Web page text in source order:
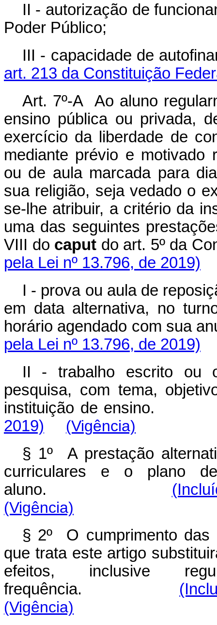
II - autorização de
Poder Público;
III - capacidade de
art. 213 da Constituição
Art. 7º-A Ao aluno
ensino pública ou privada,
exercício da liberdade de
mediante prévio e motivado
ou de aula marcada para
sua religião, seja vedado o
se-lhe atribuir, a critério da
uma das seguintes
VIII do caput do art. 5º
pela Lei nº 13.796, de 2019)
I - prova ou aula de
em data alternativa, no
horário agendado com
pela Lei nº 13.796, de 2019)
II - trabalho escrito ou
pesquisa, com tema,
instituição de
2019)
(Vigência)
§ 1º A prestação
curriculares e o plano
aluno.
(Vigência)
§ 2º O cumprimento das
que trata este artigo
efeitos, inclusive
frequência.
(Vigência)